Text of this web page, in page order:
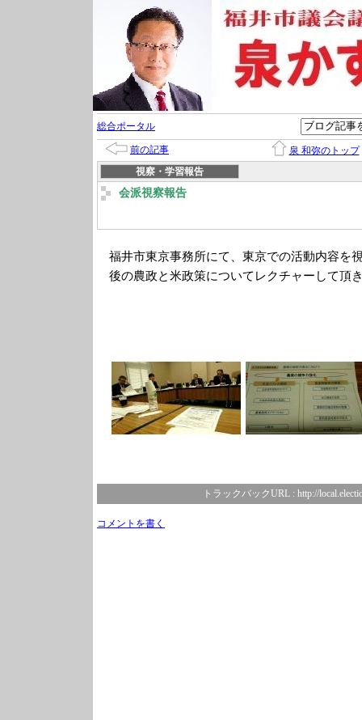
総合ポータル
前の記事
泉 和弥のトップ
視察・学習報告
会派視察報告
福井市東京事務所にて、東京での活動内容を
後の農政と米政策についてレクチャーして頂
トラックバックURL : http://
コメントを書く